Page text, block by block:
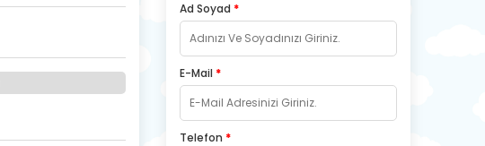
Ad Soyad *
E-Mail *
Telefon *